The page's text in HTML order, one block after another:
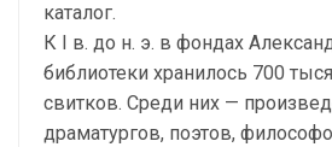
каталог.
К I в. до н. э. в фондах
библиотеки хранилось 700
свитков. Среди них —
драматургов, поэтов,